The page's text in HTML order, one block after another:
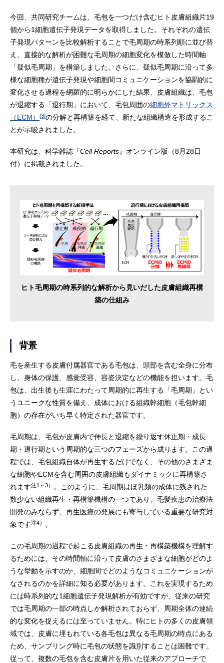
今回、共同研究チームは、毛包を一つだけ含むヒト皮膚組織片19
個から1細胞遺伝子発現データを取得しました。それぞれの遺伝
子発現パターンを比較解析することで毛周期の時系列順に並び替
え、直接的な解析が困難な毛周期の細胞変化を模倣した時間軸
「疑似毛周期」を構築しました。さらに、疑似毛周期に沿って多
様な細胞種が遺伝子発現や細胞間コミュニケーションを協調的に
変化させる過程を網羅的に明らかにした結果、皮膚組織は、毛包
が退縮する「退行期」において、毛包周囲の細胞外マトリックス
（ECM）
[3]の分解と再構築を経て、新たな組織構造を形成するこ
とが示唆されました。
本研究は、科学雑誌『Cell Reports』オンライン版（8月28日
付）に掲載されました。
ヒト毛周期の時系列的な解析から見いだした皮膚組織再構
築の仕組み
背景
毛を産生する皮膚付属器官である毛包は、頭部を含む全身に分布
し、身体の保護、感覚受容、容姿決定などの機能を担います。毛
包は、出生後も生涯にわたって周期的に再生する「毛周期」とい
うユニークな性質を備え、成体における組織幹細胞（毛包幹細
胞）の存在がいち早く特定された器官です。
毛周期は、毛包が皮膚内で伸長と退縮を繰り返す休止期・成長
期・退行期という周期的な三つのフェーズから成ります。この過
程では、毛包組織自体が再生するだけでなく、その他のさまざま
な細胞やECMを含む周囲の皮膚組織もダイナミックに再構築さ
れます注1～3）
。このように、毛周期はほ乳類の成体に残された
数少ない組織再生・再構築機構の一つであり、毛髪疾患の治療法
開発のみならず、再生医療の発展にも寄与している重要な研究対
象です注4） 。
この毛周期の過程で起こる皮膚組織の再生・再構築機構を理解す
るためには、その時間軸に沿って皮膚のさまざまな細胞がどのよ
うな挙動を示すのか、細胞間でどのようなコミュニケーションが
なされるのかを詳細に知る必要があります。これを実現するため
には時系列的な1細胞遺伝子発現解析が有効ですが、従来の研究
では毛周期の一部の時点しか解析されておらず、周期全体の連続
的な変化を捉えるには至っていません。特にヒトの多くの皮膚領
域では、皮膚に埋もれている各毛包は異なる毛周期の時点にある
ため、サンプリング時に毛包の状態を識別することは困難です。
従って、複数の毛包を含む皮膚片を用いた従来のアプローチで